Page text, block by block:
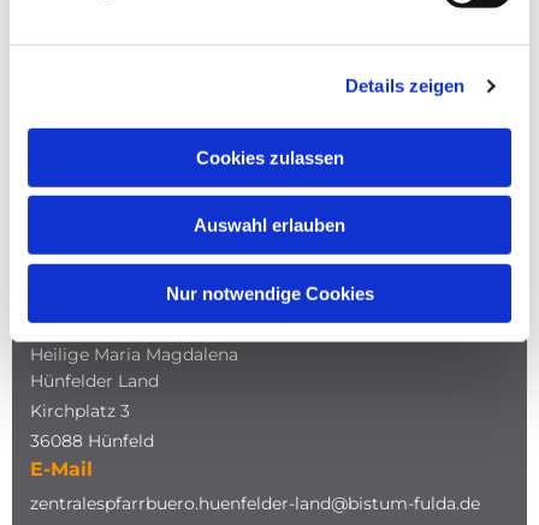
Details zeigen
Cookies zulassen
Auswahl erlauben
Nur notwendige Cookies
NAVIGATION
Katholische Kirche
Heilige Maria Magdalena
Hünfelder Land
Kirchplatz 3
36088 Hünfeld
E-Mail
zentralespfarrbuero.huenfelder-land@bistum-fulda.de